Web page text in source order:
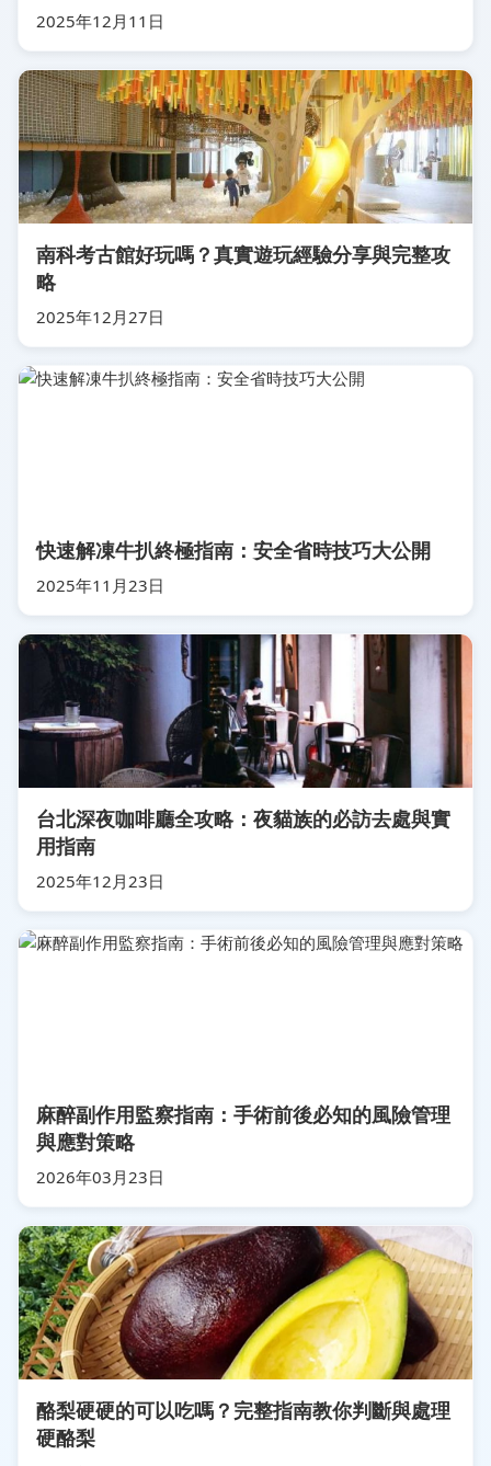
2025年12月11日
南科考古館好玩嗎？真實遊玩經驗分享與完整攻
略
2025年12月27日
快速解凍牛扒終極指南：安全省時技巧大公開
2025年11月23日
台北深夜咖啡廳全攻略：夜貓族的必訪去處與實
用指南
2025年12月23日
麻醉副作用監察指南：手術前後必知的風險管理
與應對策略
2026年03月23日
酪梨硬硬的可以吃嗎？完整指南教你判斷與處理
硬酪梨